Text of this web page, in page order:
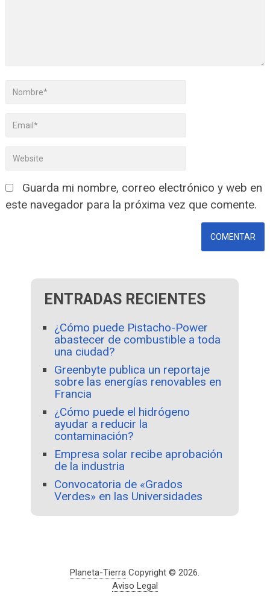
Guarda mi nombre, correo electrónico y web en
este navegador para la próxima vez que comente.
ENTRADAS RECIENTES
¿Cómo puede Pistacho-Power
abastecer de combustible a toda
una ciudad?
Greenbyte publica un reportaje
sobre las energías renovables en
Francia
¿Cómo puede el hidrógeno
ayudar a reducir la
contaminación?
Empresa solar recibe aprobación
de la industria
Convocatoria de «Grados
Verdes» en las Universidades
Planeta-Tierra Copyright © 2026.
Aviso Legal